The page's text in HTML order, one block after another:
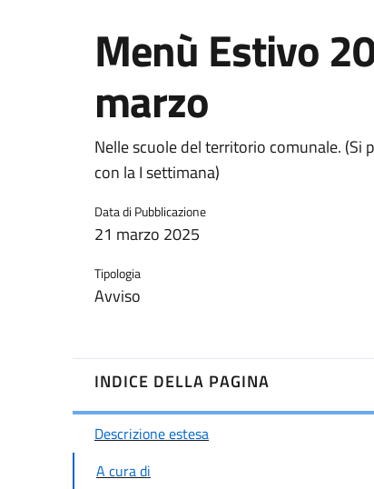
Menù Estivo
marzo
Nelle scuole del territorio comunale. (Si
con la I settimana)
Data di Pubblicazione
21 marzo 2025
Tipologia
Avviso
INDICE DELLA PAGINA
Descrizione estesa
A cura di